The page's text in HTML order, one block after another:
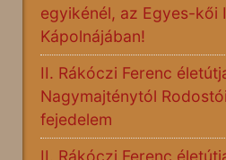
egyikénél, az Egyes-kői
Kápolnájában!
II. Rákóczi Ferenc
Nagymajténytól
fejedelem
II. Rákóczi Ferenc